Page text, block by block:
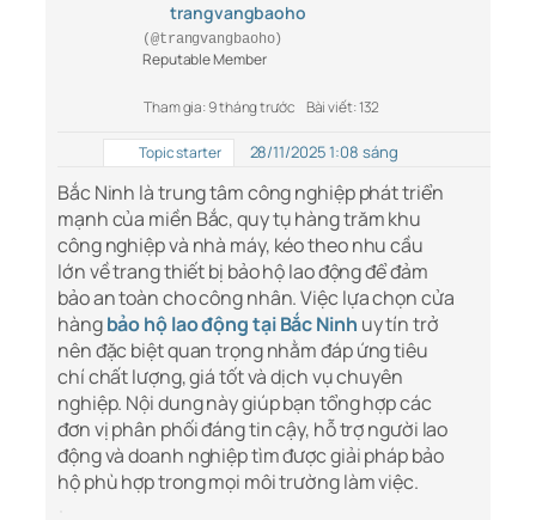
trangvangbaoho
(@trangvangbaoho)
Reputable Member
Tham gia: 9 tháng trước Bài viết: 132
Topic starter 28/11/2025 1:08 sáng
Bắc Ninh là trung tâm công nghiệp phát triển
mạnh của miền Bắc, quy tụ hàng trăm khu
công nghiệp và nhà máy, kéo theo nhu cầu
lớn về trang thiết bị bảo hộ lao động để đảm
bảo an toàn cho công nhân. Việc lựa chọn cửa
hàngbảo hộ lao động tại Bắc Ninh uy tín trở
nên đặc biệt quan trọng nhằm đáp ứng tiêu
chí chất lượng, giá tốt và dịch vụ chuyên
nghiệp. Nội dung này giúp bạn tổng hợp các
đơn vị phân phối đáng tin cậy, hỗ trợ người lao
động và doanh nghiệp tìm được giải pháp bảo
hộ phù hợp trong mọi môi trường làm việc.